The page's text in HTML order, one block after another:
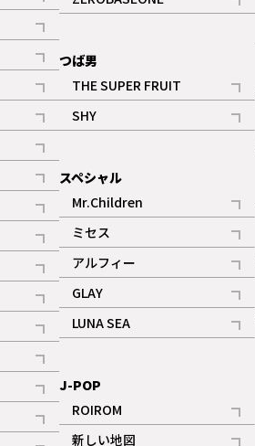
ギャラリー
記事
つば男
THE SUPER FRUIT
記事
ギャラリー
SHY
記事
スペシャル
Mr.Children
記事
ミセス
記事
アルフィー
記事
GLAY
記事
LUNA SEA
記事
J-POP
ROIROM
記事
新しい地図